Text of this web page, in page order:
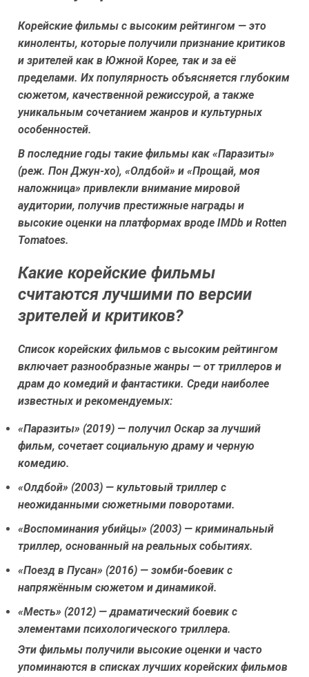
Корейские фильмы с высоким рейтингом — это
киноленты, которые получили признание критиков
и зрителей как в Южной Корее, так и за её
пределами. Их популярность объясняется глубоким
сюжетом, качественной режиссурой, а также
уникальным сочетанием жанров и культурных
особенностей.
В последние годы такие фильмы как «Паразиты»
(реж. Пон Джун-хо), «Олдбой» и «Прощай, моя
наложница» привлекли внимание мировой
аудитории, получив престижные награды и
высокие оценки на платформах вроде IMDb и Rotten
Tomatoes.
Какие корейские фильмы
считаются лучшими по версии
зрителей и критиков?
Список корейских фильмов с высоким рейтингом
включает разнообразные жанры — от триллеров и
драм до комедий и фантастики. Среди наиболее
известных и рекомендуемых:
«Паразиты» (2019) — получил Оскар за лучший
фильм, сочетает социальную драму и черную
комедию.
«Олдбой» (2003) — культовый триллер с
неожиданными сюжетными поворотами.
«Воспоминания убийцы» (2003) — криминальный
триллер, основанный на реальных событиях.
«Поезд в Пусан» (2016) — зомби-боевик с
напряжённым сюжетом и динамикой.
«Месть» (2012) — драматический боевик с
элементами психологического триллера.
Эти фильмы получили высокие оценки и часто
упоминаются в списках лучших корейских фильмов